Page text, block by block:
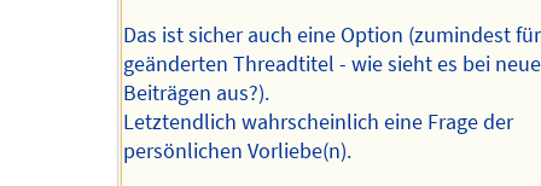
Das ist sicher auch eine Option (zumindest
geänderten Threadtitel - wie sieht es bei
Beiträgen aus?).
Letztendlich wahrscheinlich eine Frage der
persönlichen Vorliebe(n).